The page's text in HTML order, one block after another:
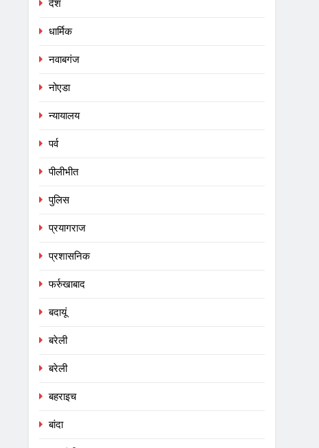
देश
धार्मिक
नवाबगंज
नोएडा
न्यायालय
पर्व
पीलीभीत
पुलिस
प्रयागराज
प्रशासनिक
फर्रुखाबाद
बदायूं
बरेली
बरेली
बहराइच
बांदा